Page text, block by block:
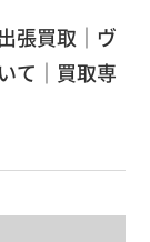
張買取｜ヴ
て｜買取専